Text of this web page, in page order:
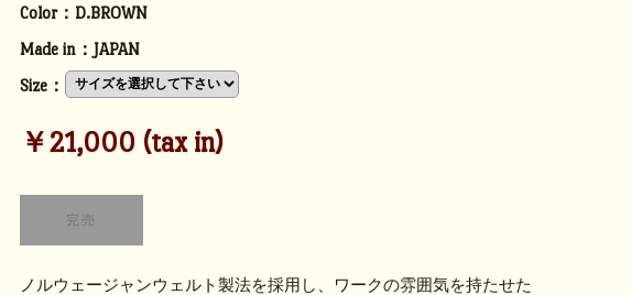
Color： D.BROWN
Made in： JAPAN
Size：
￥21,000 (tax in)
ノルウェージャンウェルト製法を採用し、ワークの雰囲気を持たせた